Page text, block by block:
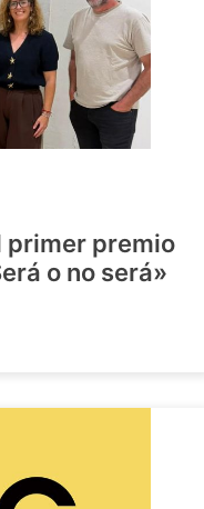
primer premio
o no será»